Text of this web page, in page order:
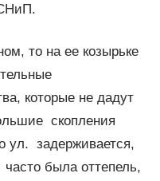
то на ее козырьке
которые не дадут
скопления
ул. задерживается,
часто была оттепель,